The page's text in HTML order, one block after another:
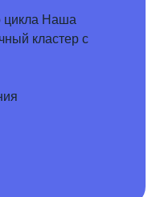
цикла Наша
кластер с